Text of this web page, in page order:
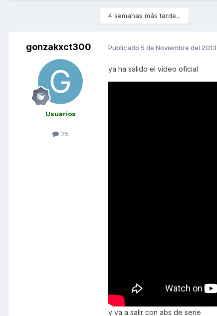
4 semanas más tarde...
gonzakxct300
Usuarios
25
Publicado 5 de Noviembre del 2013
ya ha salido el video oficial
y va a salir con abs de serie